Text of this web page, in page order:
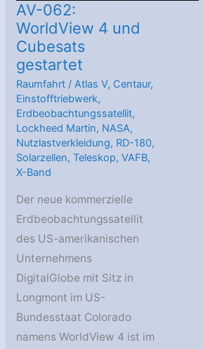
AV-062:
WorldView 4 und
Cubesats
gestartet
Raumfahrt /Atlas V, Centaur,
Einstofftriebwerk,
Erdbeobachtungssatellit,
Lockheed Martin, NASA,
Nutzlastverkleidung, RD-180,
Solarzellen,Teleskop,VAFB,
X-Band
Der neue kommerzielle
Erdbeobachtungssatellit
des US-amerikanischen
Unternehmens
DigitalGlobe mit Sitz in
Longmont im US-
Bundesstaat Colorado
namens WorldView 4 ist im